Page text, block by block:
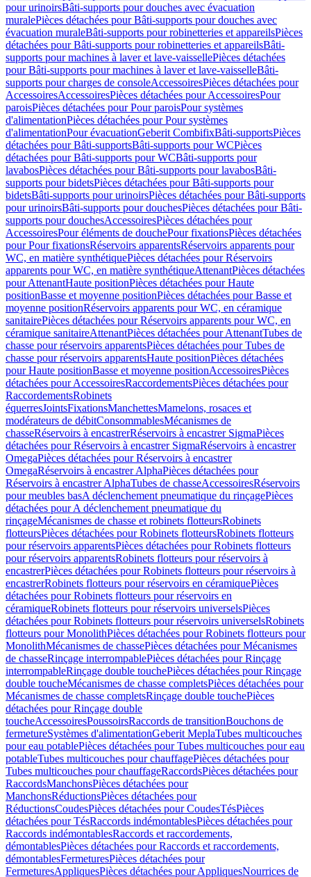
pour urinoirsBâti-supports pour douches avec évacuation
muralePièces détachées pour Bâti-supports pour douches avec
évacuation muraleBâti-supports pour robinetteries et appareilsPièces
détachées pour Bâti-supports pour robinetteries et appareilsBâti-
supports pour machines à laver et lave-vaissellePièces détachées
pour Bâti-supports pour machines à laver et lave-vaisselleBâti-
supports pour charges de consoleAccessoiresPièces détachées pour
AccessoiresAccessoiresPièces détachées pour AccessoiresPour
paroisPièces détachées pour Pour paroisPour systèmes
d'alimentationPièces détachées pour Pour systèmes
d'alimentationPour évacuationGeberit CombifixBâti-supportsPièces
détachées pour Bâti-supportsBâti-supports pour WCPièces
détachées pour Bâti-supports pour WCBâti-supports pour
lavabosPièces détachées pour Bâti-supports pour lavabosBâti-
supports pour bidetsPièces détachées pour Bâti-supports pour
bidetsBâti-supports pour urinoirsPièces détachées pour Bâti-supports
pour urinoirsBâti-supports pour douchesPièces détachées pour Bâti-
supports pour douchesAccessoiresPièces détachées pour
AccessoiresPour éléments de douchePour fixationsPièces détachées
pour Pour fixationsRéservoirs apparentsRéservoirs apparents pour
WC, en matière synthétiquePièces détachées pour Réservoirs
apparents pour WC, en matière synthétiqueAttenantPièces détachées
pour AttenantHaute positionPièces détachées pour Haute
positionBasse et moyenne positionPièces détachées pour Basse et
moyenne positionRéservoirs apparents pour WC, en céramique
sanitairePièces détachées pour Réservoirs apparents pour WC, en
céramique sanitaireAttenantPièces détachées pour AttenantTubes de
chasse pour réservoirs apparentsPièces détachées pour Tubes de
chasse pour réservoirs apparentsHaute positionPièces détachées
pour Haute positionBasse et moyenne positionAccessoiresPièces
détachées pour AccessoiresRaccordementsPièces détachées pour
RaccordementsRobinets
équerresJointsFixationsManchettesMamelons, rosaces et
modérateurs de débitConsommablesMécanismes de
chasseRéservoirs à encastrerRéservoirs à encastrer SigmaPièces
détachées pour Réservoirs à encastrer SigmaRéservoirs à encastrer
OmegaPièces détachées pour Réservoirs à encastrer
OmegaRéservoirs à encastrer AlphaPièces détachées pour
Réservoirs à encastrer AlphaTubes de chasseAccessoiresRéservoirs
pour meubles basA déclenchement pneumatique du rinçagePièces
détachées pour A déclenchement pneumatique du
rinçageMécanismes de chasse et robinets flotteursRobinets
flotteursPièces détachées pour Robinets flotteursRobinets flotteurs
pour réservoirs apparentsPièces détachées pour Robinets flotteurs
pour réservoirs apparentsRobinets flotteurs pour réservoirs à
encastrerPièces détachées pour Robinets flotteurs pour réservoirs à
encastrerRobinets flotteurs pour réservoirs en céramiquePièces
détachées pour Robinets flotteurs pour réservoirs en
céramiqueRobinets flotteurs pour réservoirs universelsPièces
détachées pour Robinets flotteurs pour réservoirs universelsRobinets
flotteurs pour MonolithPièces détachées pour Robinets flotteurs pour
MonolithMécanismes de chassePièces détachées pour Mécanismes
de chasseRinçage interrompablePièces détachées pour Rinçage
interrompableRinçage double touchePièces détachées pour Rinçage
double toucheMécanismes de chasse completsPièces détachées pour
Mécanismes de chasse completsRinçage double touchePièces
détachées pour Rinçage double
toucheAccessoiresPoussoirsRaccords de transitionBouchons de
fermetureSystèmes d'alimentationGeberit MeplaTubes multicouches
pour eau potablePièces détachées pour Tubes multicouches pour eau
potableTubes multicouches pour chauffagePièces détachées pour
Tubes multicouches pour chauffageRaccordsPièces détachées pour
RaccordsManchonsPièces détachées pour
ManchonsRéductionsPièces détachées pour
RéductionsCoudesPièces détachées pour CoudesTésPièces
détachées pour TésRaccords indémontablesPièces détachées pour
Raccords indémontablesRaccords et raccordements,
démontablesPièces détachées pour Raccords et raccordements,
démontablesFermeturesPièces détachées pour
FermeturesAppliquesPièces détachées pour AppliquesNourrices de